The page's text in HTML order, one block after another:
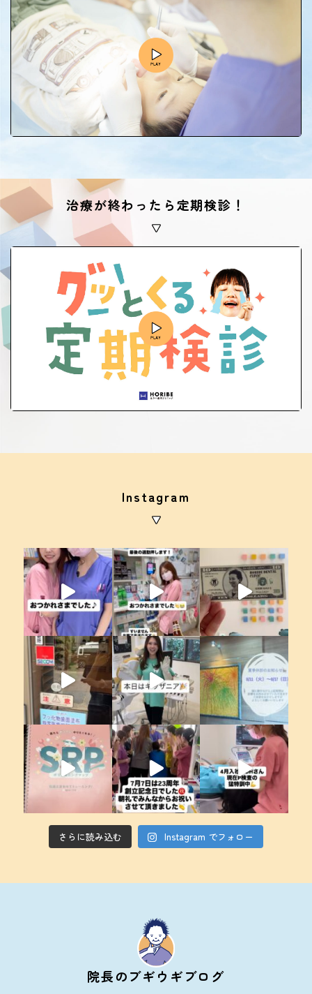
治療が終わったら定期検診！
Instagram
さらに読み込む Instagram でフォロー
院長のブギウギブログ